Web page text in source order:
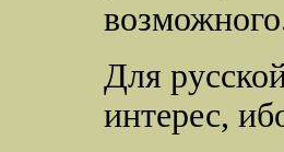
Для
интерес,